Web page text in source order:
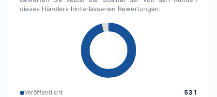
dieses Händlers hinterlassenen Bewertungen.
Veröffentlicht
531